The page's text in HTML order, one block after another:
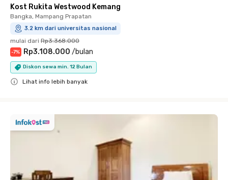
Kost Rukita Westwood Kemang
Bangka, Mampang Prapatan
3.2 km dari universitas nasional
mulai dari Rp3.368.000
-7% Rp3.108.000 /bulan
Diskon sewa min. 12 Bulan
Lihat info lebih banyak